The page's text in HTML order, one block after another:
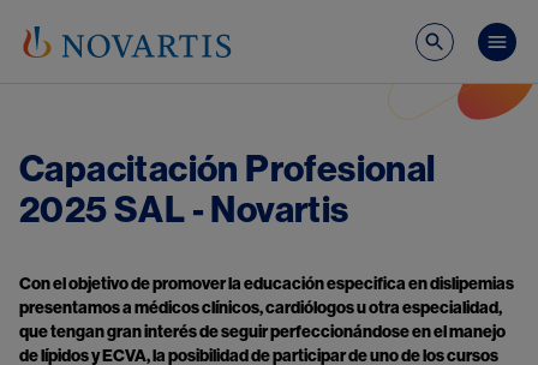
Capacitación Profesional
2025 SAL - Novartis
Con el objetivo de promover la educación especifica en dislipemias
presentamos a médicos clínicos, cardiólogos u otra especialidad,
que tengan gran interés de seguir perfeccionándose en el manejo
de lípidos y ECVA, la posibilidad de participar de uno de los cursos